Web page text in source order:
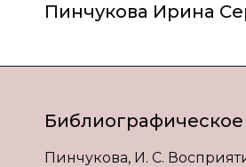
Пинчукова Ирина
Пинчукова, И. С.